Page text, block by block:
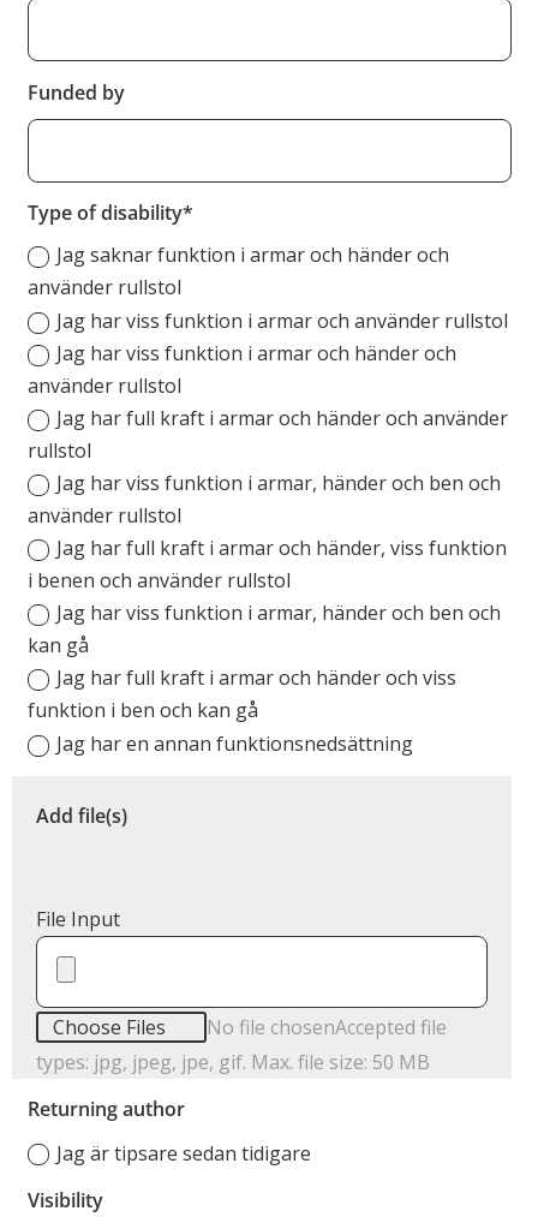
Funded by
Type of disability
Jag saknar funktion i armar och händer och
använder rullstol
Jag har viss funktion i armar och använder rullstol
Jag har viss funktion i armar och händer och
använder rullstol
Jag har full kraft i armar och händer och använder
rullstol
Jag har viss funktion i armar, händer och ben och
använder rullstol
Jag har full kraft i armar och händer, viss funktion
i benen och använder rullstol
Jag har viss funktion i armar, händer och ben och
kan gå
Jag har full kraft i armar och händer och viss
funktion i ben och kan gå
Jag har en annan funktionsnedsättning
Add file(s)
File Input
Choose Files No file chosenAccepted file
types: jpg, jpeg, jpe, gif. Max. file size: 50 MB
Returning author
Jag är tipsare sedan tidigare
Visibility